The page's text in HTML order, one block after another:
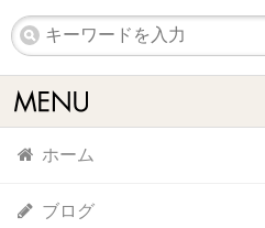
ホーム
ブログ